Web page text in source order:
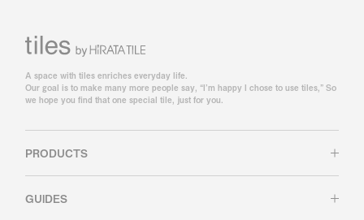
A space with tiles enriches everyday life.
Our goal is to make many more people say, “I’m happy I chose to use tiles,” So
we hope you find that one special tile, just for you.
PRODUCTS
GUIDES